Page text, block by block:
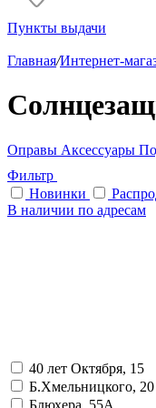
Пункты выдачи
Главная/Интернет-
Оправы Аксессуары
Фильтр
Новинки
В наличии по адресам
40 лет Октября, 15
Б.Хмельницкого, 20
Блюхера, 55А